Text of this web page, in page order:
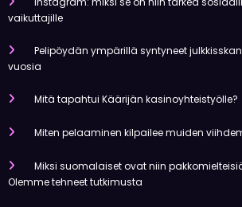
Pelipöydän ympärillä syntyneet
Mitä tapahtui Käärijän kasinoyhteistyölle?
Miten pelaaminen kilpailee muiden
Miksi suomalaiset ovat niin